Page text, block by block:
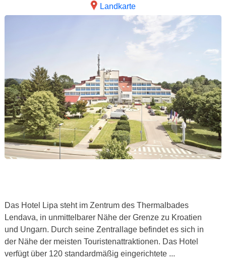
Landkarte
Das Hotel Lipa steht im Zentrum des Thermalbades
Lendava, in unmittelbarer Nähe der Grenze zu Kroatien
und Ungarn. Durch seine Zentrallage befindet es sich in
der Nähe der meisten Touristenattraktionen. Das Hotel
verfügt über 120 standardmäßig eingerichtete ...